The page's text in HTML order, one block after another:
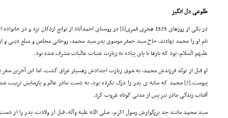
طلوعی دل انگیز
در یکی از روزهای 1325 هجری قمری
[1] در روستای احمدآباد از توابع اردکان یزد و در
نام او را محمد نهادند، حاج سید جعفر موسوی پدر سید محمد، روحانی مخلص و مبلغ دینی
علیهم السلام، بود که بارها با پای پیاده به زیارت عتبات عالیات مشرف شده بود.
او قبل از تولد فرزندش محمد، به شوق زیارت اجدادش رهسپار عراق گشت، اما این آخرین
پیوست.[2]
محمد که سایه ی پدر را درک نکرده بود، به دست مادر عالم و پارسایش تربیت
آفتاب زندگی مادر نیز پس از مدتی کوتاه غروب کرد.
سید محمد مانند جد بزرگوارش رسول اکرم، صلی الله علیه وآله، قبل از ولادت، پدر را